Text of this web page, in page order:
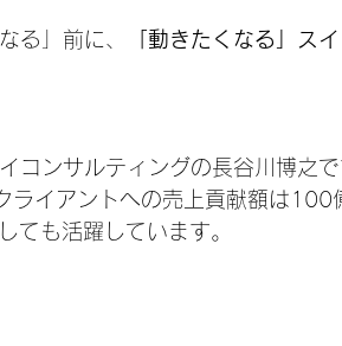
る」前に、
「動きたくなる」ス
コンサルティングの長谷川博之
イアントへの売上貢献額は100
ても活躍しています。